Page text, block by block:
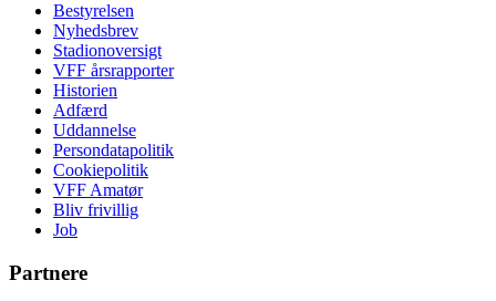
Bestyrelsen
Nyhedsbrev
Stadionoversigt
VFF årsrapporter
Historien
Adfærd
Uddannelse
Persondatapolitik
Cookiepolitik
VFF Amatør
Bliv frivillig
Job
Partnere